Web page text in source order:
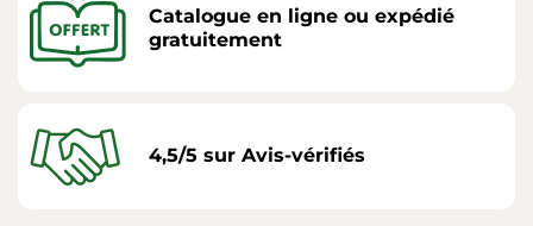
Catalogue en ligne ou expédié
gratuitement
4,5/5 sur Avis-vérifiés